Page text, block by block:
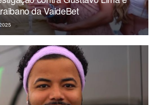
da VaideBet